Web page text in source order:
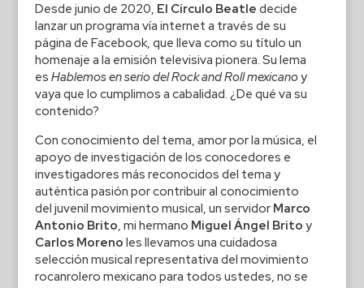
Desde junio de 2020, El Círculo Beatle decide
lanzar un programa vía internet a través de su
página de Facebook, que lleva como su título un
homenaje a la emisión televisiva pionera. Su lema
es Hablemos en serio del Rock and Roll mexicanoy
vaya que lo cumplimos a cabalidad. ¿De qué va su
contenido?
Con conocimiento del tema, amor por la música, el
apoyo de investigación de los conocedores e
investigadores más reconocidos del tema y
auténtica pasión por contribuir al conocimiento
del juvenil movimiento musical, un servidor Marco
Antonio Brito, mi hermano Miguel Ángel Brito y
Carlos Moreno les llevamos una cuidadosa
selección musical representativa del movimiento
rocanrolero mexicano para todos ustedes, no se